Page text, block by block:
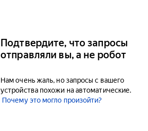
Подтвердите, что запросы
отправляли вы, а не робот
Нам очень жаль, но запросы с вашего
устройства похожи на автоматические.
Почему это могло произойти?